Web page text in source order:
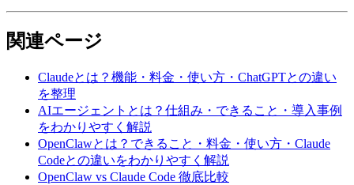
関連ページ
Claudeとは？機能・料金・使い方・ChatGPTとの違い
を整理
AIエージェントとは？仕組み・できること・導入事例
をわかりやすく解説
OpenClawとは？できること・料金・使い方・Claude
Codeとの違いをわかりやすく解説
OpenClaw vs Claude Code 徹底比較